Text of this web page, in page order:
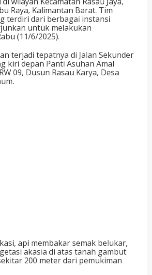
Raya, Kalimantan Barat. Tim
terdiri dari berbagai instansi
untuk melakukan
(11/6/2025).
terjadi tepatnya di Jalan Sekunder
kiri depan Panti Asuhan Amal
09, Dusun Rasau Karya, Desa
api membakar semak belukar,
akasia di atas tanah gambut
200 meter dari pemukiman